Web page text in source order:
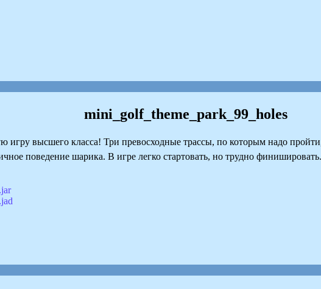
mini_golf_theme_park_99_holes
игру высшего класса! Три превосходные трассы, по которым надо
поведение шарика. В игре легко стартовать, но трудно финишировать.